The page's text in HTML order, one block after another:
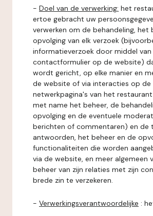
- Doel van de verwerking: het
ertoe gebracht uw
verwerken om de behandeling, het
opvolging van elk verzoek
informatieverzoek door middel
contactformulier op de website)
wordt gericht, op elke manier en
de website of via interacties op de
netwerkpagina's van het
met name het beheer, de
opvolging en de eventuele
berichten of commentaren) en de
antwoorden, het beheer en de
functionaliteiten die worden
via de website, en meer algemeen
beheer van zijn relaties met zijn
brede zin te verzekeren.
- Verwerkingsverantwoordelijke :